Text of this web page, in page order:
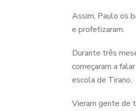
Assim, Paulo os
e profetizaram.
Durante três
começaram a
escola de Tirano.
Vieram gente de